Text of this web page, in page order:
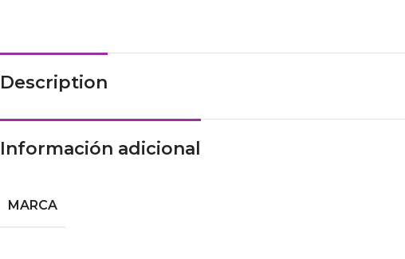
Description
Información adicional
MARCA